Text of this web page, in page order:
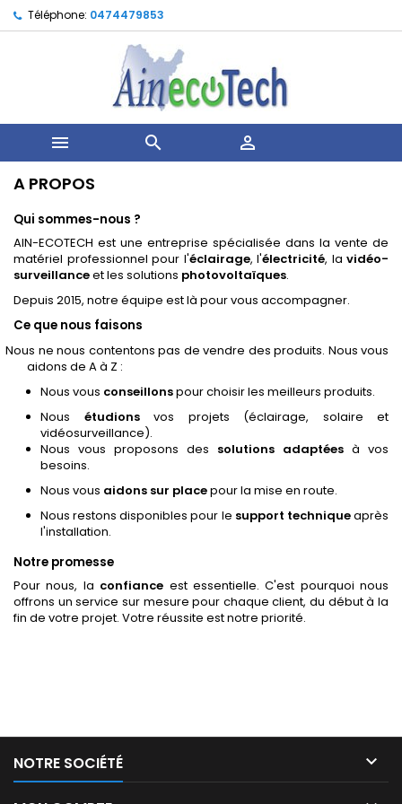
Téléphone: 0474479853
  
A PROPOS
Qui sommes-nous ?
AIN-ECOTECH est une entreprise spécialisée dans la vente de
matériel professionnel pour l'éclairage, l'électricité, la vidéo-
surveillanceet les solutions photovoltaïques.
Depuis 2015, notre équipe est là pour vous accompagner.
Ce que nous faisons
Nous ne nous contentons pas de vendre des produits. Nous vous
aidons de A à Z :
Nous vous conseillonspour choisir les meilleurs produits.
Nous étudionsvos projets (éclairage, solaire et
vidéosurveillance).
Nous vous proposons des solutions adaptées à vos
besoins.
Nous vous aidons sur placepour la mise en route.
Nous restons disponibles pour le support techniqueaprès
l'installation.
Notre promesse
Pour nous, la confiance est essentielle. C'est pourquoi nous
offrons un service sur mesure pour chaque client, du début à la
fin de votre projet. Votre réussite est notre priorité.
NOTRE SOCIÉTÉ 